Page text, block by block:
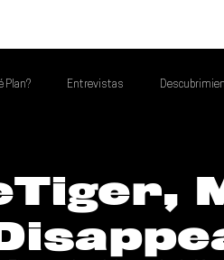
Plan? Entrevistas
Semana Talento Mexa Semanal